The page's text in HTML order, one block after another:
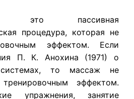
пассивная
процедура, которая не
эффектом. Если
П. К. Анохина (1971) о
системах, то массаж не
эффектом.
упражнения, занятие